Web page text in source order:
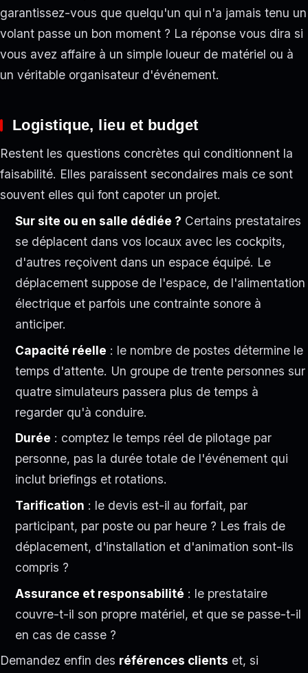
garantissez-vous que quelqu'un qui n'a jamais tenu un
volant passe un bon moment ? La réponse vous dira si
vous avez affaire à un simple loueur de matériel ou à
un véritable organisateur d'événement.
Logistique, lieu et budget
Restent les questions concrètes qui conditionnent la
faisabilité. Elles paraissent secondaires mais ce sont
souvent elles qui font capoter un projet.
Sur site ou en salle dédiée ? Certains prestataires
se déplacent dans vos locaux avec les cockpits,
d'autres reçoivent dans un espace équipé. Le
déplacement suppose de l'espace, de l'alimentation
électrique et parfois une contrainte sonore à
anticiper.
Capacité réelle : le nombre de postes détermine le
temps d'attente. Un groupe de trente personnes sur
quatre simulateurs passera plus de temps à
regarder qu'à conduire.
Durée : comptez le temps réel de pilotage par
personne, pas la durée totale de l'événement qui
inclut briefings et rotations.
Tarification : le devis est-il au forfait, par
participant, par poste ou par heure ? Les frais de
déplacement, d'installation et d'animation sont-ils
compris ?
Assurance et responsabilité : le prestataire
couvre-t-il son propre matériel, et que se passe-t-il
en cas de casse ?
Demandez enfin des références clients et, si